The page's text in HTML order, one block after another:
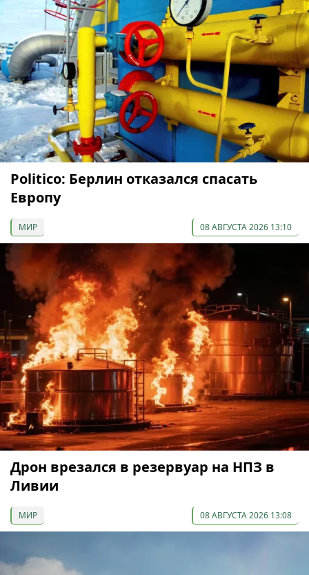
Politico: Берлин отказался спасать
Европу
МИР 08 АВГУСТА 2026 13:10
Дрон врезался в резервуар на НПЗ в
Ливии
МИР 08 АВГУСТА 2026 13:08